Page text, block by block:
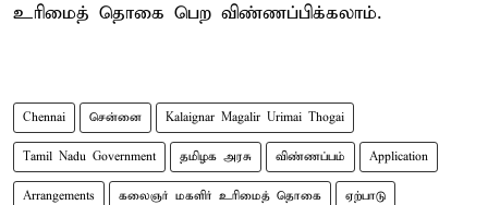
உரிமைத் தொகை பெற விண்ணப்பிக்கலாம்.
Chennai சென்னை Kalaignar Magalir Urimai Thogai
Tamil Nadu Government தமிழக அரசு விண்ணப்பம் Application
Arrangements கலைஞர் மகளிர் உரிமைத் தொகை ஏற்பாடு